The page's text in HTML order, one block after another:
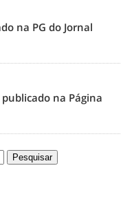
na PG do Jornal
na Página